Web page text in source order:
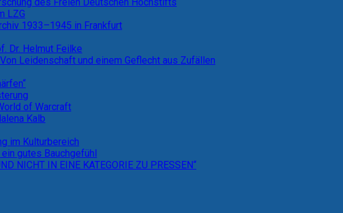
LZG
1933–1945 in Frankfurt
Dr. Helmut Feilke
Leidenschaft und einem Geflecht aus Zufällen
of Warcraft
Kalb
im Kulturbereich
gutes Bauchgefühl
NICHT IN EINE KATEGORIE ZU PRESSEN“